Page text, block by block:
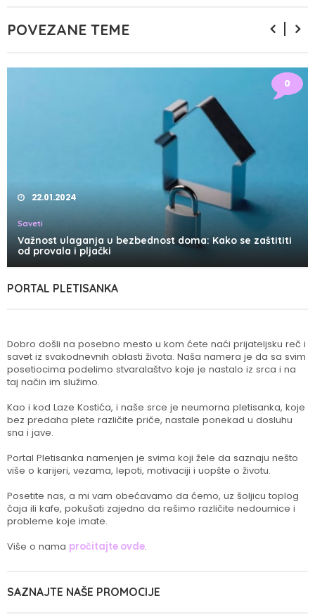
POVEZANE TEME
0
22.01.2024
Saveti
Važnost ulaganja u bezbednost doma: Kako se zaštititi
od provala i pljački
PORTAL PLETISANKA
Dobro došli na posebno mesto u kom ćete naći prijateljsku reč i
savet iz svakodnevnih oblasti života. Naša namera je da sa svim
posetiocima podelimo stvaralaštvo koje je nastalo iz srca i na
taj način im služimo.
Kao i kod Laze Kostića, i naše srce je neumorna pletisanka, koje
bez predaha plete različite priče, nastale ponekad u dosluhu
sna i jave.
Portal Pletisanka namenjen je svima koji žele da saznaju nešto
više o karijeri, vezama, lepoti, motivaciji i uopšte o životu.
Posetite nas, a mi vam obećavamo da ćemo, uz šoljicu toplog
čaja ili kafe, pokušati zajedno da rešimo različite nedoumice i
probleme koje imate.
Više o nama pročitajte ovde.
SAZNAJTE NAŠE PROMOCIJE